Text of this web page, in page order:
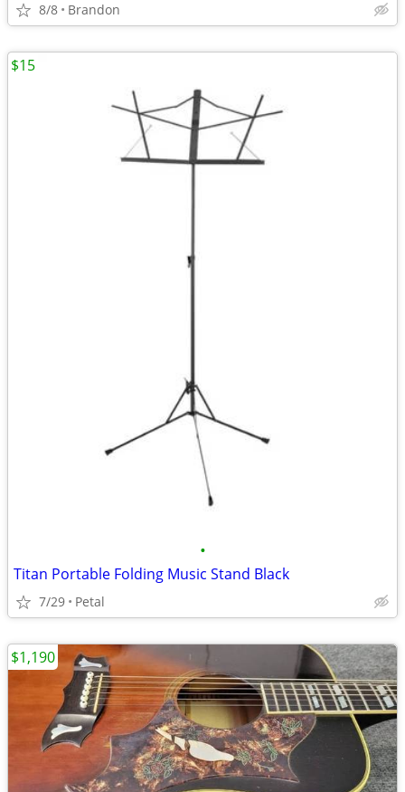
8/8 Brandon
•
Titan Portable Folding Music Stand Black
7/29 Petal
$15
$1,190